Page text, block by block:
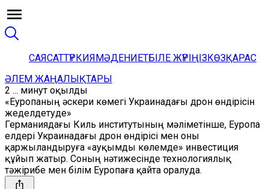
САЯСАТТҮРКИЯМӘДЕНИЕТБІЛЕ ЖҮРІҢІЗКӨЗҚАРАС
ӘЛЕМ ЖАҢАЛЫҚТАРЫ
2 ... минут оқылды
«Еуропаның әскери көмегі Украинадағы дрон өндірісін
жеделдетуде»
Германиядағы Киль институтының мәліметінше, Еуропа
елдері Украинадағы дрон өндірісі мен оны
қаржыландыруға «ауқымды көлемде» инвестиция
құйып жатыр. Соның нәтижесінде технологиялық
тәжірибе мен білім Еуропаға қайта оралуда.